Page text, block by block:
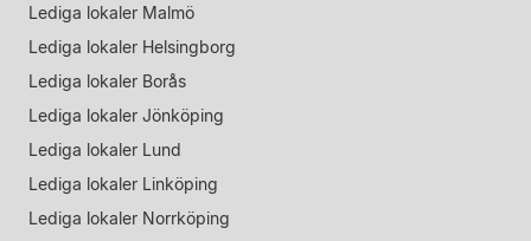
Lediga lokaler Malmö
Lediga lokaler Helsingborg
Lediga lokaler Borås
Lediga lokaler Jönköping
Lediga lokaler Lund
Lediga lokaler Linköping
Lediga lokaler Norrköping